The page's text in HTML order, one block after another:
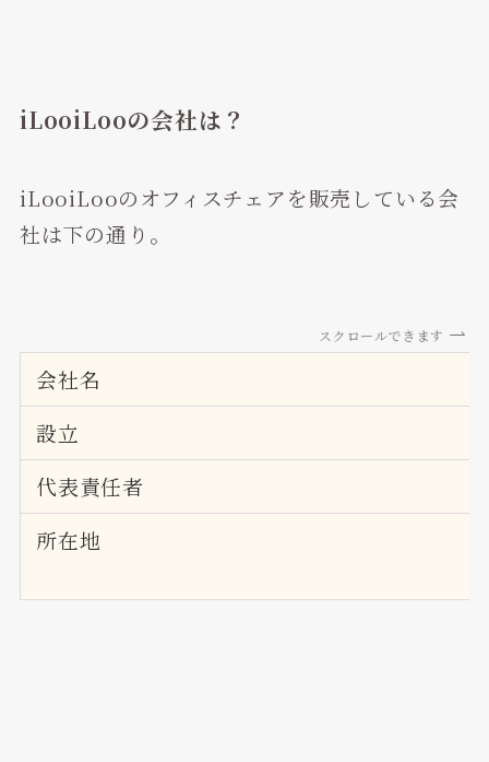
iLooiLooの会社は？
iLooiLooのオフィスチェアを販売している会
社は下の通り。
スクロールできます
会社名
設立
代表責任者
所在地